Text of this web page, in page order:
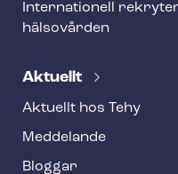
Internationell
hälsovården
Aktuellt
Aktuellt hos Tehy
Meddelande
Bloggar